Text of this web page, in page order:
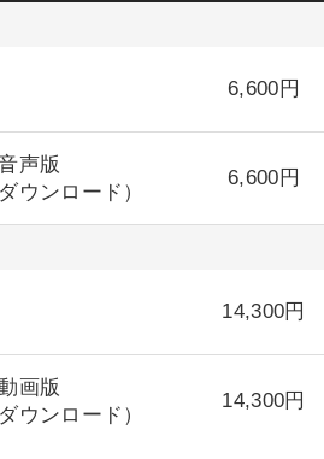
6,600円
声版
ウンロード）
6,600円
14,300円
画版
ウンロード）
14,300円